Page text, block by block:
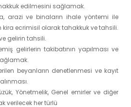
edilmesini sağlamak.
arazi ve binaların ihale yöntemi ile
ecrimisil olarak tahakkuk ve tahsili.
gelirin tahsili.
gelirlerin takibatının yapılması ve
beyanların denetlenmesi ve kayıt
Yönetmelik, Genel emirler ve diğer
verilecek her türlü